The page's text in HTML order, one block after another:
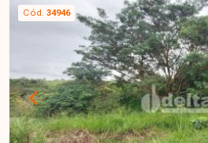
Cód. 34946